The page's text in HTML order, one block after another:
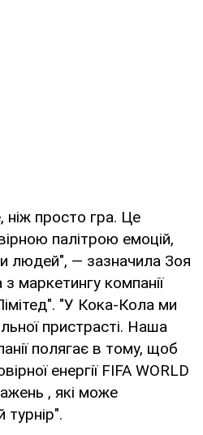
просто гра. Це
палітрою емоцій,
людей", — зазначила Зоя
маркетингу компанії
"У Кока-Кола ми
пристрасті. Наша
полягає в тому, щоб
енергії FIFA WORLD
, які може